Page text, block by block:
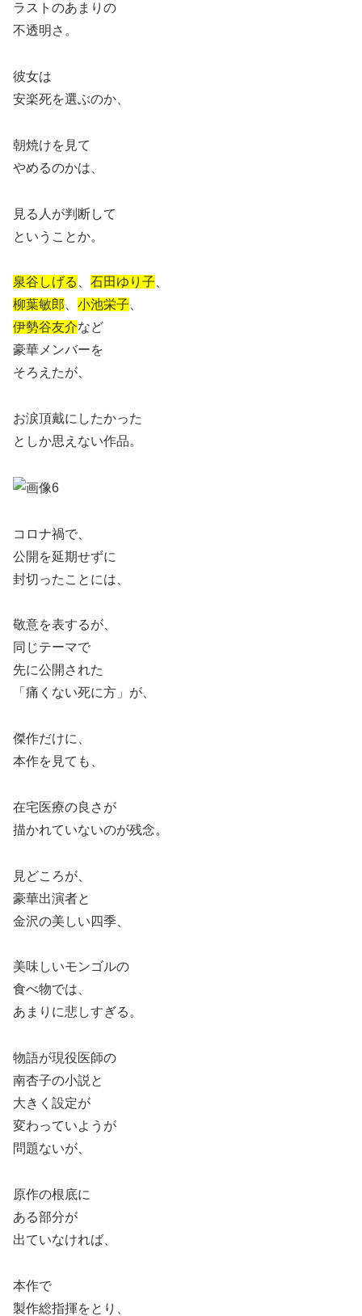
ラストのあまりの
不透明さ。
彼女は
安楽死を選ぶのか、
朝焼けを見て
やめるのかは、
見る人が判断して
ということか。
泉谷しげる 石田ゆり子
柳葉敏郎
小池栄子
伊勢谷友介など
豪華メンバーを
そろえたが、
お涙頂戴にしたかった
としか思えない作品。
コロナ禍で、
公開を延期せずに
封切ったことには、
敬意を表するが、
同じテーマで
先に公開された
「痛くない死に方」が、
傑作だけに、
本作を見ても、
在宅医療の良さが
描かれていないのが残念。
見どころが、
豪華出演者と
金沢の美しい四季、
美味しいモンゴルの
食べ物では、
あまりに悲しすぎる。
物語が現役医師の
南杏子の小説と
大きく設定が
変わっていようが
問題ないが、
原作の根底に
ある部分が
出ていなければ、
本作で
製作総指揮をとり、